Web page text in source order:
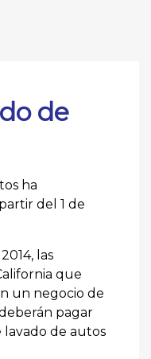
de
ha
del 1 de
las
que
un negocio de
pagar
lavado de autos